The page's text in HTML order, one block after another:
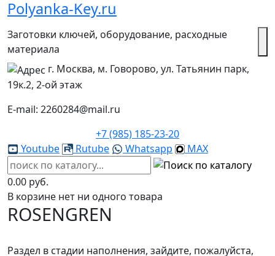
Polyanka-Key.ru
Заготовки ключей, оборудование, расходные
материала
г. Москва, м. Говорово, ул. Татьянин парк,
19к.2, 2-ой этаж
E-mail: 2260284@mail.ru
+7 (985) 185-23-20
Youtube
Rutube Whatsapp MAX
0.00 руб.
В корзине нет ни одного товара
ROSENGREN
Раздел в стадии наполнения, зайдите, пожалуйста,